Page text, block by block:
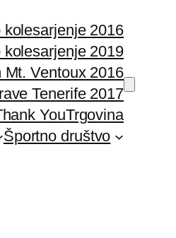
2016
2019
Ventoux 2016
Tenerife 2017
YouTrgovina
Športno društvo